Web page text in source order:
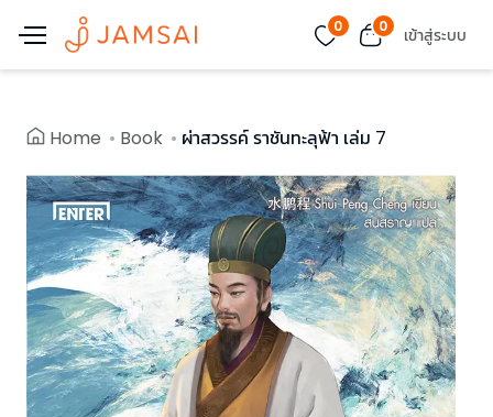
0 0 เข้าสู่ระบบ
Home Book ผ่าสวรรค์ ราชันทะลุฟ้า เล่ม 7